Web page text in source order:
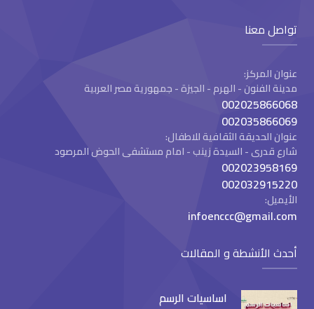
تواصل معنا
عنوان المركز:
مدينة الفنون - الهرم - الجيزة - جمهورية مصر العربية
002025866068
002035866069
عنوان الحديقة الثقافية للاطفال:
شارع قدرى - السيدة زينب - امام مستشفى الحوض المرصود
002023958169
002032915220
الأيميل:
infoenccc@gmail.com
أحدث الأنشطة و المقالات
اساسيات الرسم